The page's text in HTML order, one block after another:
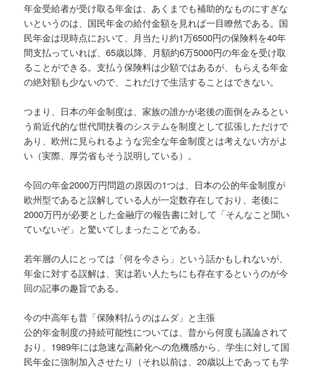
年金受給者が受け取る年金は、あくまでも補助的なものにすぎな
いというのは、国民年金の給付金額を見れば一目瞭然である。国
民年金は現時点において、月当たり約1万6500円の保険料を40年
間支払っていれば、65歳以降、月額約6万5000円の年金を受け取
ることができる。支払う保険料は少額ではあるが、もらえる年金
の絶対額も少ないので、これだけで生活することはできない。
つまり、日本の年金制度は、家族の誰かが老後の面倒をみるとい
う前近代的な世代間扶養のシステムを制度として拡張しただけで
あり、欧州に見られるような完全な年金制度とは考えない方がよ
い（実際、厚労省もそう説明している）。
今回の年金2000万円問題の原因の1つは、日本の公的年金制度が
欧州型であると誤解している人が一定数存在しており、老後に
2000万円が必要とした金融庁の報告書に対して「そんなこと聞い
ていないぞ」と驚いてしまったことである。
若年層の人にとっては「何を今さら」という話かもしれないが、
年金に対する誤解は、実は若い人たちにも存在するというのが今
回の記事の趣旨である。
今の中高年も昔「保険料払うのはムダ」と主張
公的年金制度の持続可能性については、昔から何度も議論されて
おり、1989年には急速な高齢化への危機感から、学生に対して国
民年金に強制加入させたり（それ以前は、20歳以上であっても学